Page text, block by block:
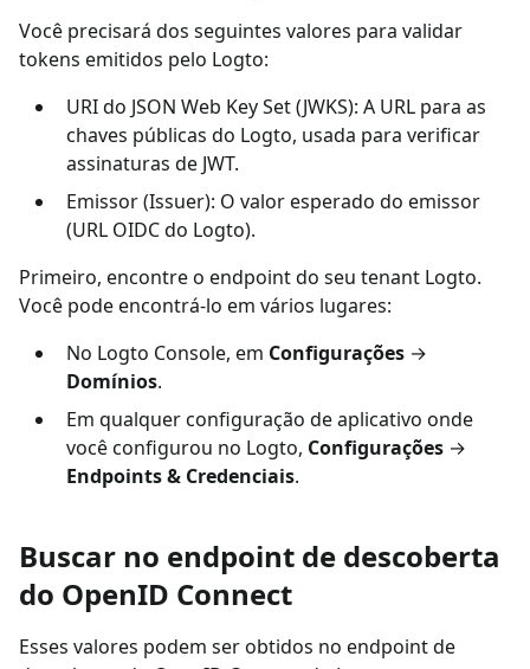
Você precisará dos seguintes valores para validar
tokens emitidos pelo Logto:
URI do JSON Web Key Set (JWKS): A URL para as
chaves públicas do Logto, usada para verificar
assinaturas de JWT.
Emissor (Issuer): O valor esperado do emissor
(URL OIDC do Logto).
Primeiro, encontre o endpoint do seu tenant Logto.
Você pode encontrá-lo em vários lugares:
No Logto Console, em Configurações →
Domínios.
Em qualquer configuração de aplicativo onde
você configurou no Logto, Configurações →
Endpoints & Credenciais.
Buscar no endpoint de descoberta
do OpenID Connect
Esses valores podem ser obtidos no endpoint de